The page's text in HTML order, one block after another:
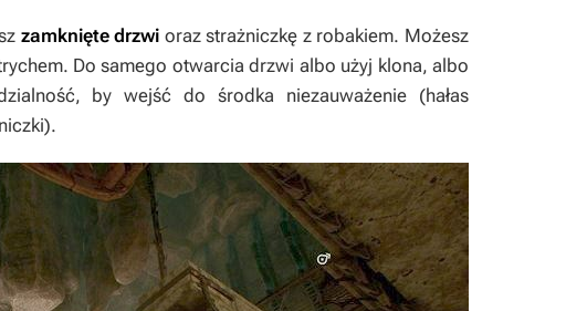
zamknięte drzwi oraz strażniczkę z robakiem. Możesz
Do samego otwarcia drzwi albo użyj klona, albo
by wejść do środka niezauważenie (hałas